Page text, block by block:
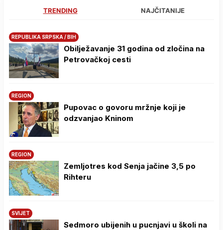
TRENDING NAJČITANIJE
REPUBLIKA SRPSKA / BIH
Obilježavanje 31 godina od zločina na
Petrovačkoj cesti
REGION
Pupovac o govoru mržnje koji je
odzvanjao Kninom
REGION
Zemljotres kod Senja jačine 3,5 po
Rihteru
SVIJET
Sedmoro ubijenih u pucnjavi u školi na